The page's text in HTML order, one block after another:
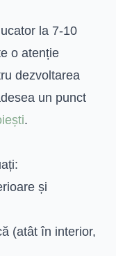
la 7-10
o atenție
dezvoltarea
un punct
.
și
(atât în interior,